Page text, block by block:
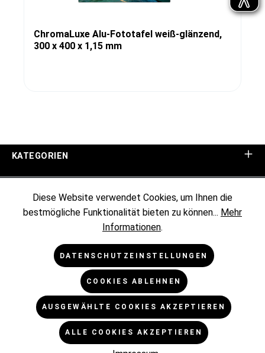
ChromaLuxe Alu-Fototafel weiß-glänzend,
300 x 400 x 1,15 mm
KATEGORIEN
KUNDENINFORMATIONEN
RECHTLICHES
* Alle Preise exkl. gesetzl. Mehrwertsteuer zzgl.
Versandkosten
und ggf. Nachnahmegebühren, wenn nicht
Diese Website verwendet Cookies, um Ihnen die
bestmögliche Funktionalität bieten zu können... Mehr
Informationen.
DATENSCHUTZEINSTELLUNGEN
COOKIES ABLEHNEN
AUSGEWÄHLTE COOKIES AKZEPTIEREN
ALLE COOKIES AKZEPTIEREN